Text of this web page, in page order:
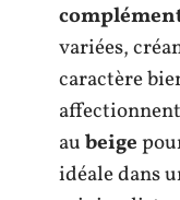
variées,
caractère
aubeige
idéale dans